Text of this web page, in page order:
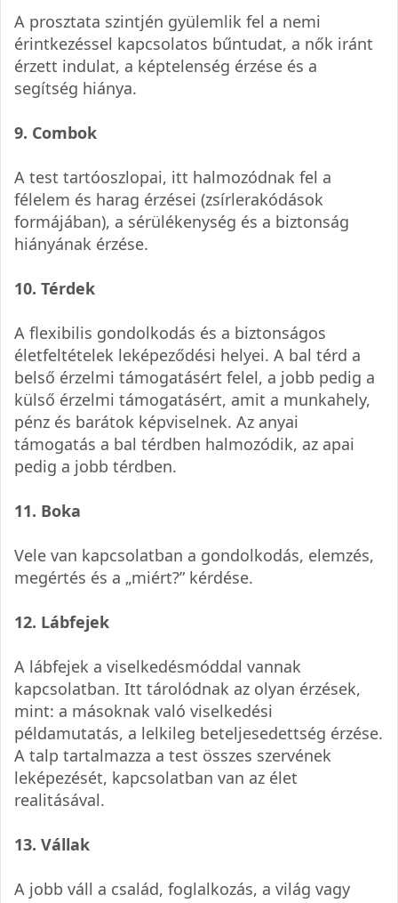
A prosztata szintjén gyülemlik fel a nemi
érintkezéssel kapcsolatos bűntudat, a nők iránt
érzett indulat, a képtelenség érzése és a
segítség hiánya.
9. Combok
A test tartóoszlopai, itt halmozódnak fel a
félelem és harag érzései (zsírlerakódások
formájában), a sérülékenység és a biztonság
hiányának érzése.
10. Térdek
A flexibilis gondolkodás és a biztonságos
életfeltételek leképeződési helyei. A bal térd a
belső érzelmi támogatásért felel, a jobb pedig a
külső érzelmi támogatásért, amit a munkahely,
pénz és barátok képviselnek. Az anyai
támogatás a bal térdben halmozódik, az apai
pedig a jobb térdben.
11. Boka
Vele van kapcsolatban a gondolkodás, elemzés,
megértés és a „miért?” kérdése.
12. Lábfejek
A lábfejek a viselkedésmóddal vannak
kapcsolatban. Itt tárolódnak az olyan érzések,
mint: a másoknak való viselkedési
példamutatás, a lelkileg beteljesedettség érzése.
A talp tartalmazza a test összes szervének
leképezését, kapcsolatban van az élet
realitásával.
13. Vállak
A jobb váll a család, foglalkozás, a világ vagy